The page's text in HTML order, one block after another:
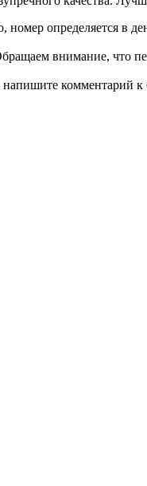
определяется в
внимание, что
комментарий